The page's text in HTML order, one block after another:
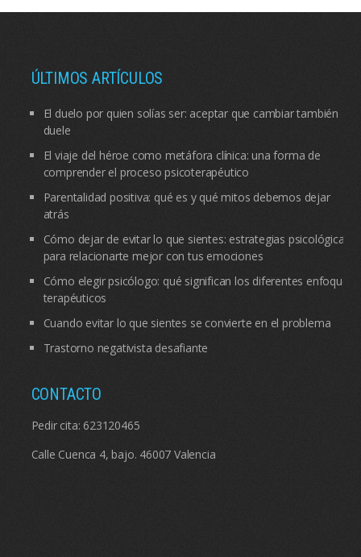
ÚLTIMOS ARTÍCULOS
El duelo por quien solías ser: aceptar que cambiar también
duele
El viaje del héroe como metáfora clínica: una forma de
comprender el proceso psicoterapéutico
Parentalidad positiva: qué es y qué mitos debemos dejar
atrás
Cómo dejar de evitar lo que sientes: estrategias psicológicas
para relacionarte mejor con tus emociones
Cómo elegir psicólogo: qué significan los diferentes enfoques
terapéuticos
Cuando evitar lo que sientes se convierte en el problema
Trastorno negativista desafiante
CONTACTO
Pedir cita: 623120465
Calle Cuenca 4, bajo. 46007 Valencia